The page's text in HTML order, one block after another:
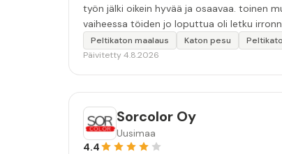
työn jälki oikein hyvää ja osaavaa. toinen
vaiheessa töiden jo loputtua oli letku irronnut
tarkkuutta hommiin ja hyvä tulee. ”
Peltikaton maalaus Katon pesu
Päivitetty 4.8.2026
Sorcolor Oy
Uusimaa
4.4